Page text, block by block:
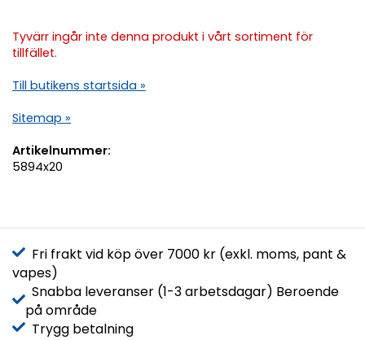
Tyvärr ingår inte denna produkt i vårt sortiment för
tillfället.
Till butikens startsida »
Sitemap »
Artikelnummer:
5894x20
Fri frakt vid köp över 7000 kr (exkl. moms, pant &
vapes)
Snabba leveranser (1-3 arbetsdagar) Beroende
på område
Trygg betalning